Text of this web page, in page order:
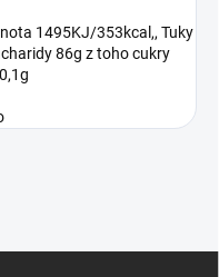
1495KJ/353kcal,, Tuky
86g z toho cukry